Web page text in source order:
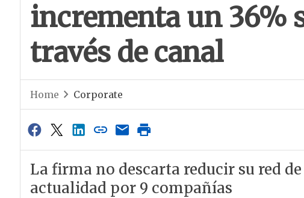
incrementa un 36%
través de canal
Home Corporate
La firma no descarta reducir su red
actualidad por 9 compañías